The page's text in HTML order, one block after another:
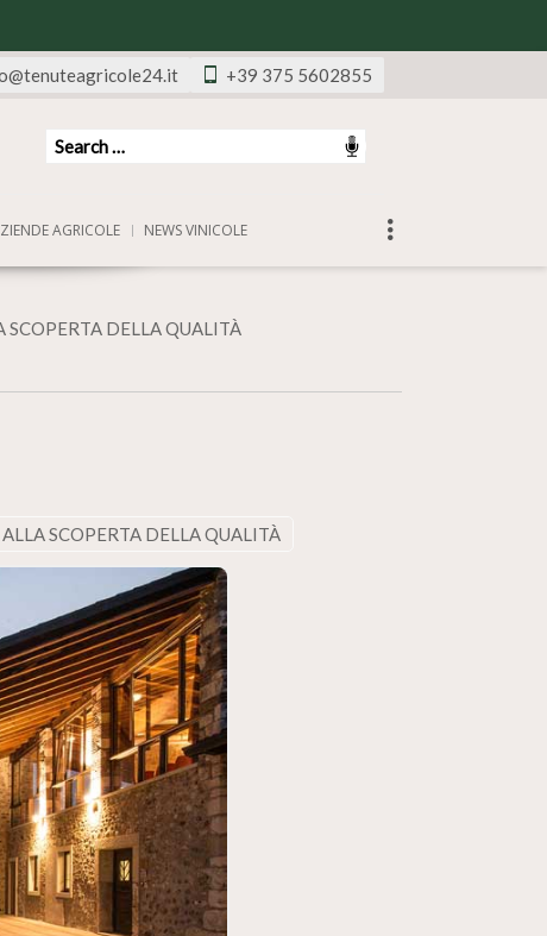
+39 375 5602855
AGRICOLE NEWS VINICOLE
DELLA QUALITÀ
SCOPERTA DELLA QUALITÀ